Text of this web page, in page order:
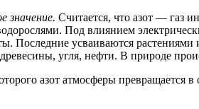
значение. Считается, что азот — газ
Под влиянием
Последние усваиваются
угля, нефти. В природе
азот атмосферы превращается